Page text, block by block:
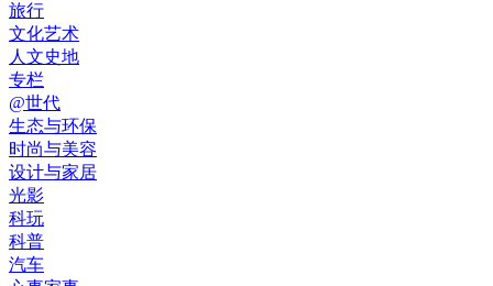
旅行
文化艺术
人文史地
专栏
@世代
生态与环保
时尚与美容
设计与家居
光影
科玩
科普
汽车